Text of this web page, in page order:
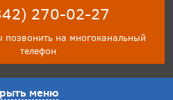
270-02-27
позвонить на многоканальный
телефон
меню